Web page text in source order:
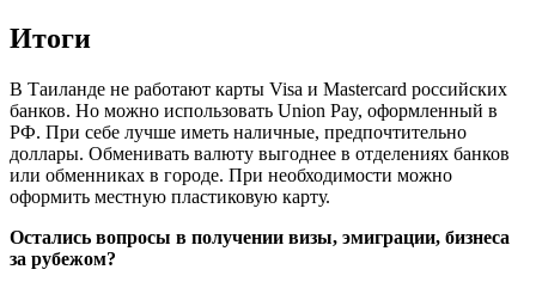
Итоги
В Таиланде не работают карты Visa и Mastercard российских
банков. Но можно использовать Union Pay, оформленный в
РФ. При себе лучше иметь наличные, предпочтительно
доллары. Обменивать валюту выгоднее в отделениях банков
или обменниках в городе. При необходимости можно
оформить местную пластиковую карту.
Остались вопросы в получении визы, эмиграции, бизнеса
за рубежом?